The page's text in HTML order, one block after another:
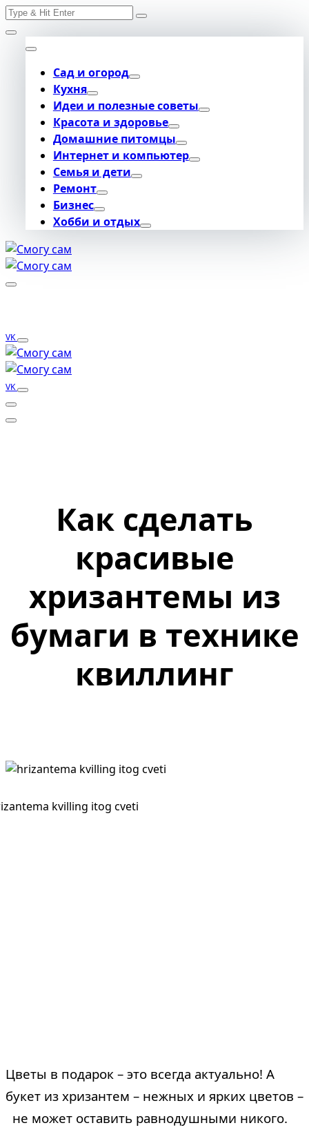
Skip
to
content
Search
Сад и огород
Кухня
Идеи и полезные советы
Красота и здоровье
Домашние питомцы
Интернет и компьютер
Семья и дети
Ремонт
Бизнес
Хобби и отдых
VK
VK
Как сделать
красивые
хризантемы из
бумаги в технике
квиллинг
Цветы в подарок – это всегда актуально! А
букет из хризантем – нежных и ярких цветов –
не может оставить равнодушными никого.